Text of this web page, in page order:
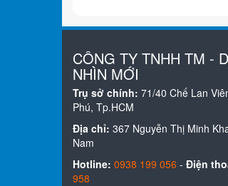
CÔNG TY TNHH TM -
NHÌN MỚI
Trụ sở chính: 71/40 Chế Lan
Phú, Tp.HCM
Địa chỉ: 367 Nguyễn Thị Minh
Nam
Hotline: 0938 199 056 - Điện
958